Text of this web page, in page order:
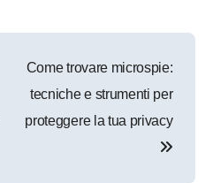
Come trovare microspie:
tecniche e strumenti per
proteggere la tua privacy